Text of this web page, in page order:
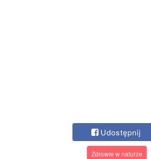
Udostępnij
Zdrowie w naturze